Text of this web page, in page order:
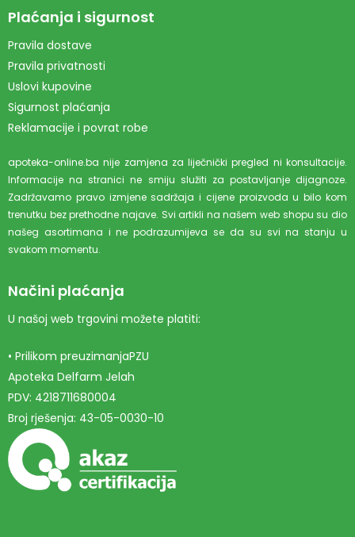
Plaćanja i sigurnost
Pravila dostave
Pravila privatnosti
Uslovi kupovine
Sigurnost plaćanja
Reklamacije i povrat robe
apoteka-online.ba nije zamjena za liječnički pregled ni konsultacije.
Informacije na stranici ne smiju služiti za postavljanje dijagnoze.
Zadržavamo pravo izmjene sadržaja i cijene proizvoda u bilo kom
trenutku bez prethodne najave. Svi artikli na našem web shopu su dio
našeg asortimana i ne podrazumijeva se da su svi na stanju u
svakom momentu.
Načini plaćanja
U našoj web trgovini možete platiti:
• Prilikom preuzimanjaPZU
Apoteka Delfarm Jelah
PDV: 4218711680004
Broj rješenja: 43-05-0030-10